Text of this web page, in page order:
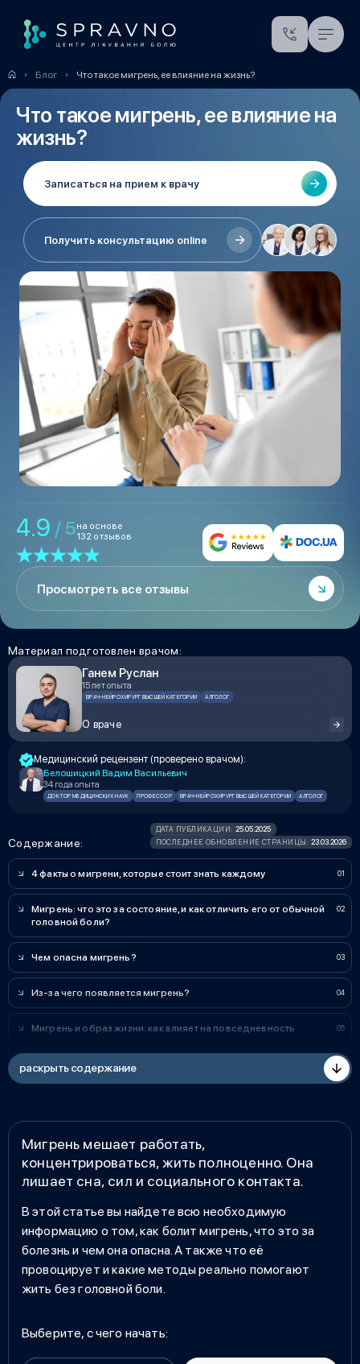
Блог Что такое мигрень, ее влияние на жизнь?
Что такое мигрень, ее влияние на
жизнь?
Записаться на прием к врачу
Получить консультацию online
4.9 / 5на основе
132 отзывов
Просмотреть все отзывы
Материал подготовлен врачом:
Ганем Руслан
15 лет опыта
ВРАЧ-НЕЙРОХИРУРГ ВЫСШЕЙ КАТЕГОРИИ АЛГОЛОГ
О враче
Медицинский рецензент (проверено врачом):
Белошицкий Вадим Васильевич
34 года опыта
ДОКТОР МЕДИЦИНСКИХ НАУК ПРОФЕССОР ВРАЧ-НЕЙРОХИРУРГ ВЫСШЕЙ КАТЕГОРИИ АЛГОЛОГ
Содержание:
ДАТА ПУБЛИКАЦИИ: 25.05.2025
ПОСЛЕДНЕЕ ОБНОВЛЕНИЕ СТРАНИЦЫ: 23.03.2026
4 факты о мигрени, которые стоит знать каждому
Мигрень: что это за состояние, и как отличить его от обычной
головной боли?
Чем опасна мигрень?
Из-за чего появляется мигрень?
Мигрень и образ жизни: как влияет на повседневность
раскрыть содержание
Мигрень мешает работать,
концентрироваться, жить полноценно. Она
лишает сна, сил и социального контакта.
В этой статье вы найдете всю необходимую
информацию о том,как болит мигрень, что это за
болезнь и чем она опасна. А также что её
провоцирует и какие методы реально помогают
жить без головной боли.
Выберите, с чего начать: